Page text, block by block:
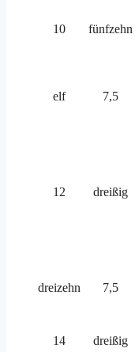
10 fünfzehn
elf 7,5
12 dreißig
dreizehn 7,5
14
dreißig